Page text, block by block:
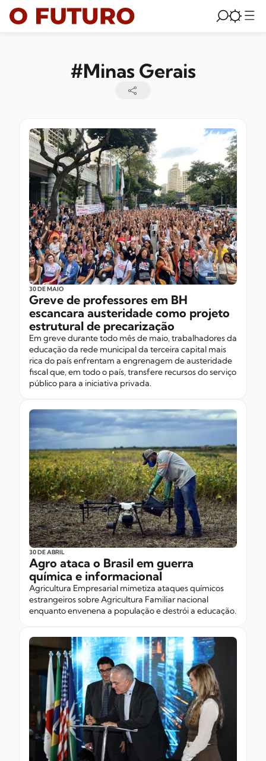
#Minas Gerais
30 DE MAIO
Greve de professores em BH
escancara austeridade como projeto
estrutural de precarização
Em greve durante todo mês de maio, trabalhadores da
educação da rede municipal da terceira capital mais
rica do país enfrentam a engrenagem de austeridade
fiscal que, em todo o país, transfere recursos do serviço
público para a iniciativa privada.
30 DE ABRIL
Agro ataca o Brasil em guerra
química e informacional
Agricultura Empresarial mimetiza ataques químicos
estrangeiros sobre Agricultura Familiar nacional
enquanto envenena a população e destrói a educação.